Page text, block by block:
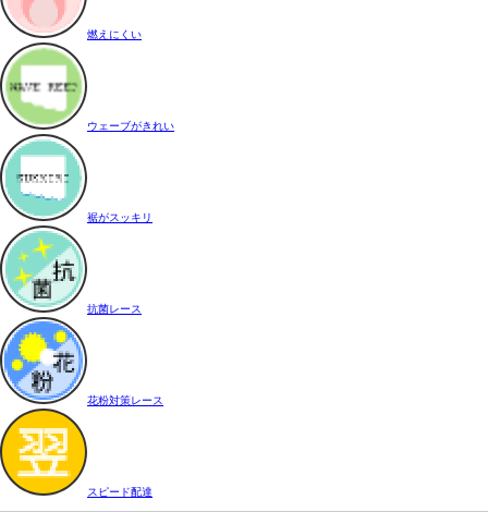
燃えにくい
ウェーブがきれい
裾がスッキリ
抗菌レース
花粉対策レース
スピード配達